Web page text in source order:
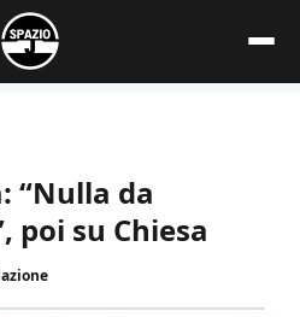
“Nulla da
poi su Chiesa